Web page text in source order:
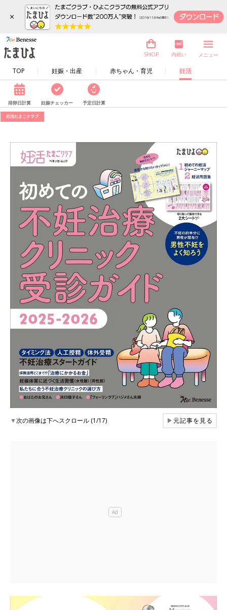
×
TOP 妊娠・出産 赤ちゃん・育児 妊活
SHOP 内祝い メニュー
排卵日計算 妊娠チェッカー 予定日計算
妊活たまごクラブ
▼次の画像は下へスクロール (1/17) ▶元記事を見る